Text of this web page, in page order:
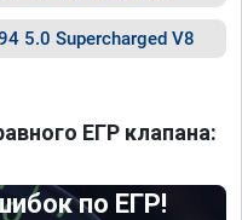
5.0 Supercharged V8
ЕГР клапана:
по ЕГР!